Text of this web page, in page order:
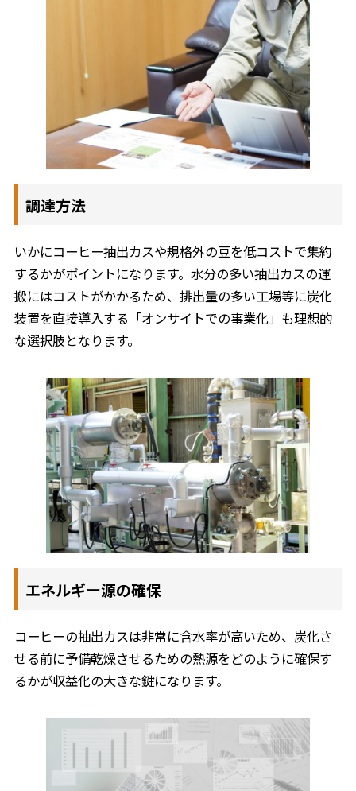
調達方法
いかにコーヒー抽出カスや規格外の豆を低コストで集約
するかがポイントになります。水分の多い抽出カスの運
搬にはコストがかかるため、排出量の多い工場等に炭化
装置を直接導入する「オンサイトでの事業化」も理想的
な選択肢となります。
エネルギー源の確保
コーヒーの抽出カスは非常に含水率が高いため、炭化さ
せる前に予備乾燥させるための熱源をどのように確保す
るかが収益化の大きな鍵になります。